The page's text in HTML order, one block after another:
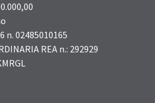
n. 02485010165
REA n.: 292929